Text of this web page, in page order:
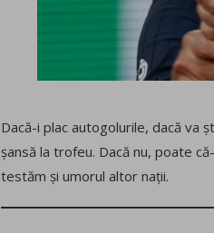
Dacă-i plac autogolurile, dacă va
șansă la trofeu. Dacă nu, poate
testăm și umorul altor nații.